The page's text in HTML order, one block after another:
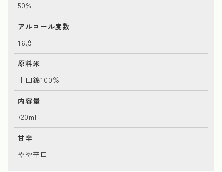
50%
アルコール度数
16度
原料米
山田錦100％
内容量
720ml
甘辛
やや辛口